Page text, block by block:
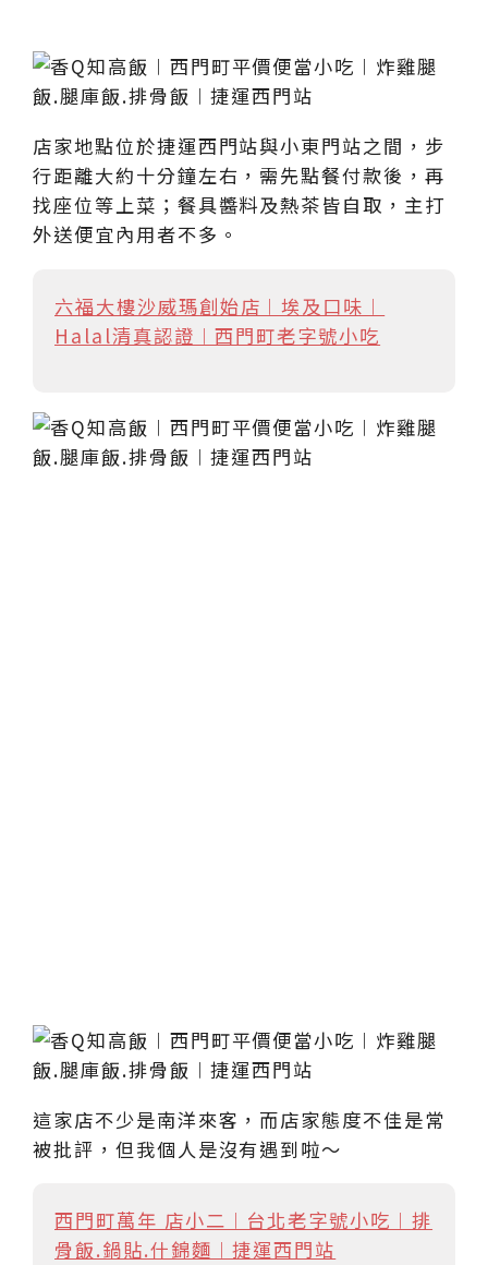
店家地點位於捷運西門站與小東門站之間，步
行距離大約十分鐘左右，需先點餐付款後，再
找座位等上菜；餐具醬料及熱茶皆自取，主打
外送便宜內用者不多。
六福大樓沙威瑪創始店︱埃及口味︱
Halal清真認證︱西門町老字號小吃
這家店不少是南洋來客，而店家態度不佳是常
被批評，但我個人是沒有遇到啦～
西門町萬年 店小二︱台北老字號小吃︱排
骨飯.鍋貼.什錦麵︱捷運西門站